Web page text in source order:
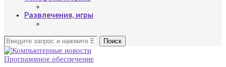
Развлечения, игры
Поиск
Программное обеспечение